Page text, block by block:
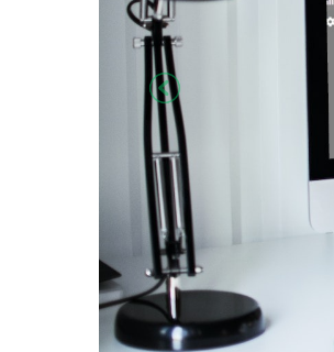
Previous